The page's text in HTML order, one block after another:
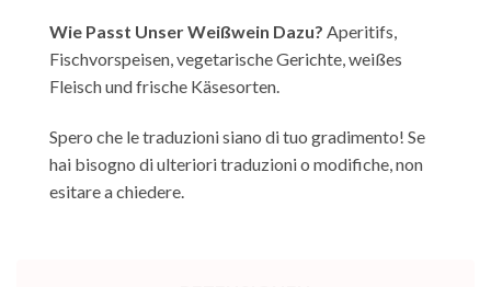
Wie Passt Unser Weißwein Dazu? Aperitifs,
Fischvorspeisen, vegetarische Gerichte, weißes
Fleisch und frische Käsesorten.
Spero che le traduzioni siano di tuo gradimento! Se
hai bisogno di ulteriori traduzioni o modifiche, non
esitare a chiedere.